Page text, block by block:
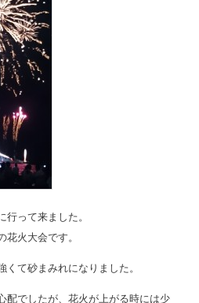
って来ました。
火大会です。
て砂まみれになりました。
配でしたが、花火が上がる時には少